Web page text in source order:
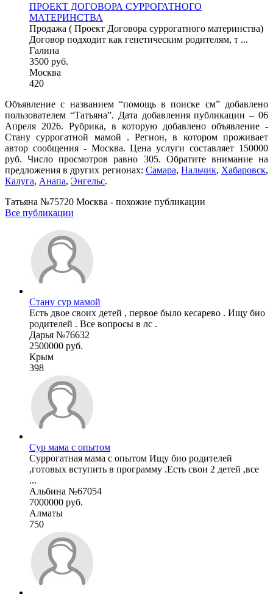
ПРОЕКТ ДОГОВОРА СУРРОГАТНОГО
МАТЕРИНСТВА
Продажа ( Проект Договора суррогатного материнства)
Договор подходит как генетическим родителям, т ...
Галина
3500 руб.
Москва
420
Объявление с названием “помощь в поиске см” добавлено
пользователем “Татьяна”. Дата добавления публикации – 06
Апреля 2026. Рубрика, в которую добавлено объявление -
Cтану суррогатной мамой . Регион, в котором проживает
автор сообщения - Москва. Цена услуги составляет 150000
руб. Число просмотров равно 305. Обратите внимание на
предложения в других регионах: Самара, Нальчик, Хабаровск,
Калуга, Анапа, Энгельс.
Татьяна №75720 Москва - похожие публикации
Все публикации
Стану сур мамой
Есть двое своих детей , первое было кесарево . Ищу био
родителей . Все вопросы в лс .
Дарья №76632
2500000 руб.
Крым
398
Сур мама с опытом
Суррогатная мама с опытом Ищу био родителей
,готовых вступить в программу .Есть свои 2 детей ,все
...
Альбина №67054
7000000 руб.
Алматы
750